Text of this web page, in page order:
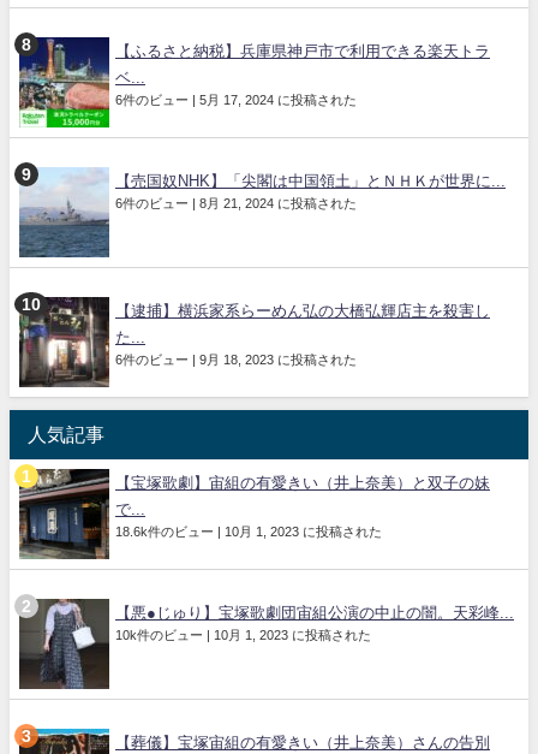
【ふるさと納税】兵庫県神戸市で利用できる楽天トラ
ベ...
6件のビュー | 5月 17, 2024 に投稿された
【売国奴NHK】「尖閣は中国領土」とＮＨＫが世界に...
6件のビュー | 8月 21, 2024 に投稿された
【逮捕】横浜家系らーめん弘の大橋弘輝店主を殺害し
た...
6件のビュー | 9月 18, 2023 に投稿された
人気記事
【宝塚歌劇】宙組の有愛きい（井上奈美）と双子の妹
で...
18.6k件のビュー | 10月 1, 2023 に投稿された
【悪●じゅり】宝塚歌劇団宙組公演の中止の闇。天彩峰...
10k件のビュー | 10月 1, 2023 に投稿された
【葬儀】宝塚宙組の有愛きい（井上奈美）さんの告別